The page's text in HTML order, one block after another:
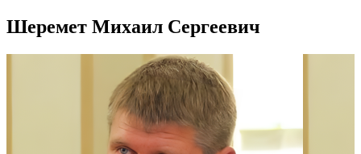
Шеремет Михаил Сергеевич